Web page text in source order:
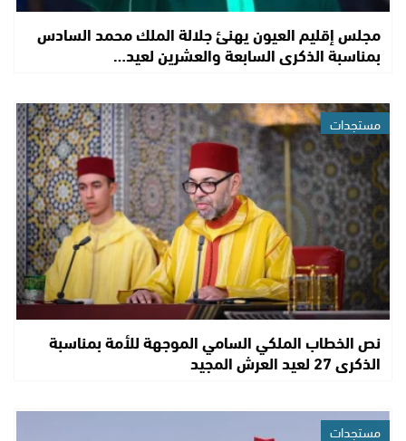
مجلس إقليم العيون يهنئ جلالة الملك محمد السادس
بمناسبة الذكرى السابعة والعشرين لعيد…
مستجدات
نص الخطاب الملكي السامي الموجهة للأمة بمناسبة
الذكرى 27 لعيد العرش المجيد
مستجدات